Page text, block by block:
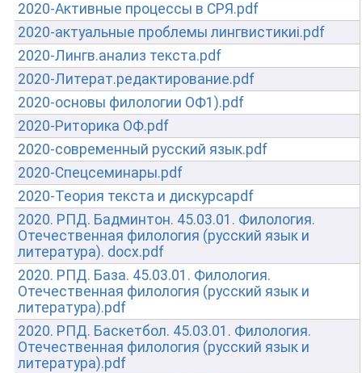
2020-Активные процессы в СРЯ.pdf
2020-актуальные проблемы лингвистикиi.pdf
2020-Лингв.анализ текста.pdf
2020-Литерат.редактирование.pdf
2020-основы филологии ОФ1).pdf
2020-Риторика ОФ.pdf
2020-современный русский язык.pdf
2020-Спецсеминары.pdf
2020-Теория текста и дискурсаpdf
2020. РПД. Бадминтон. 45.03.01. Филология.
Отечественная филология (русский язык и
литература). docx.pdf
2020. РПД. База. 45.03.01. Филология.
Отечественная филология (русский язык и
литература).pdf
2020. РПД. Баскетбол. 45.03.01. Филология.
Отечественная филология (русский язык и
литература).pdf